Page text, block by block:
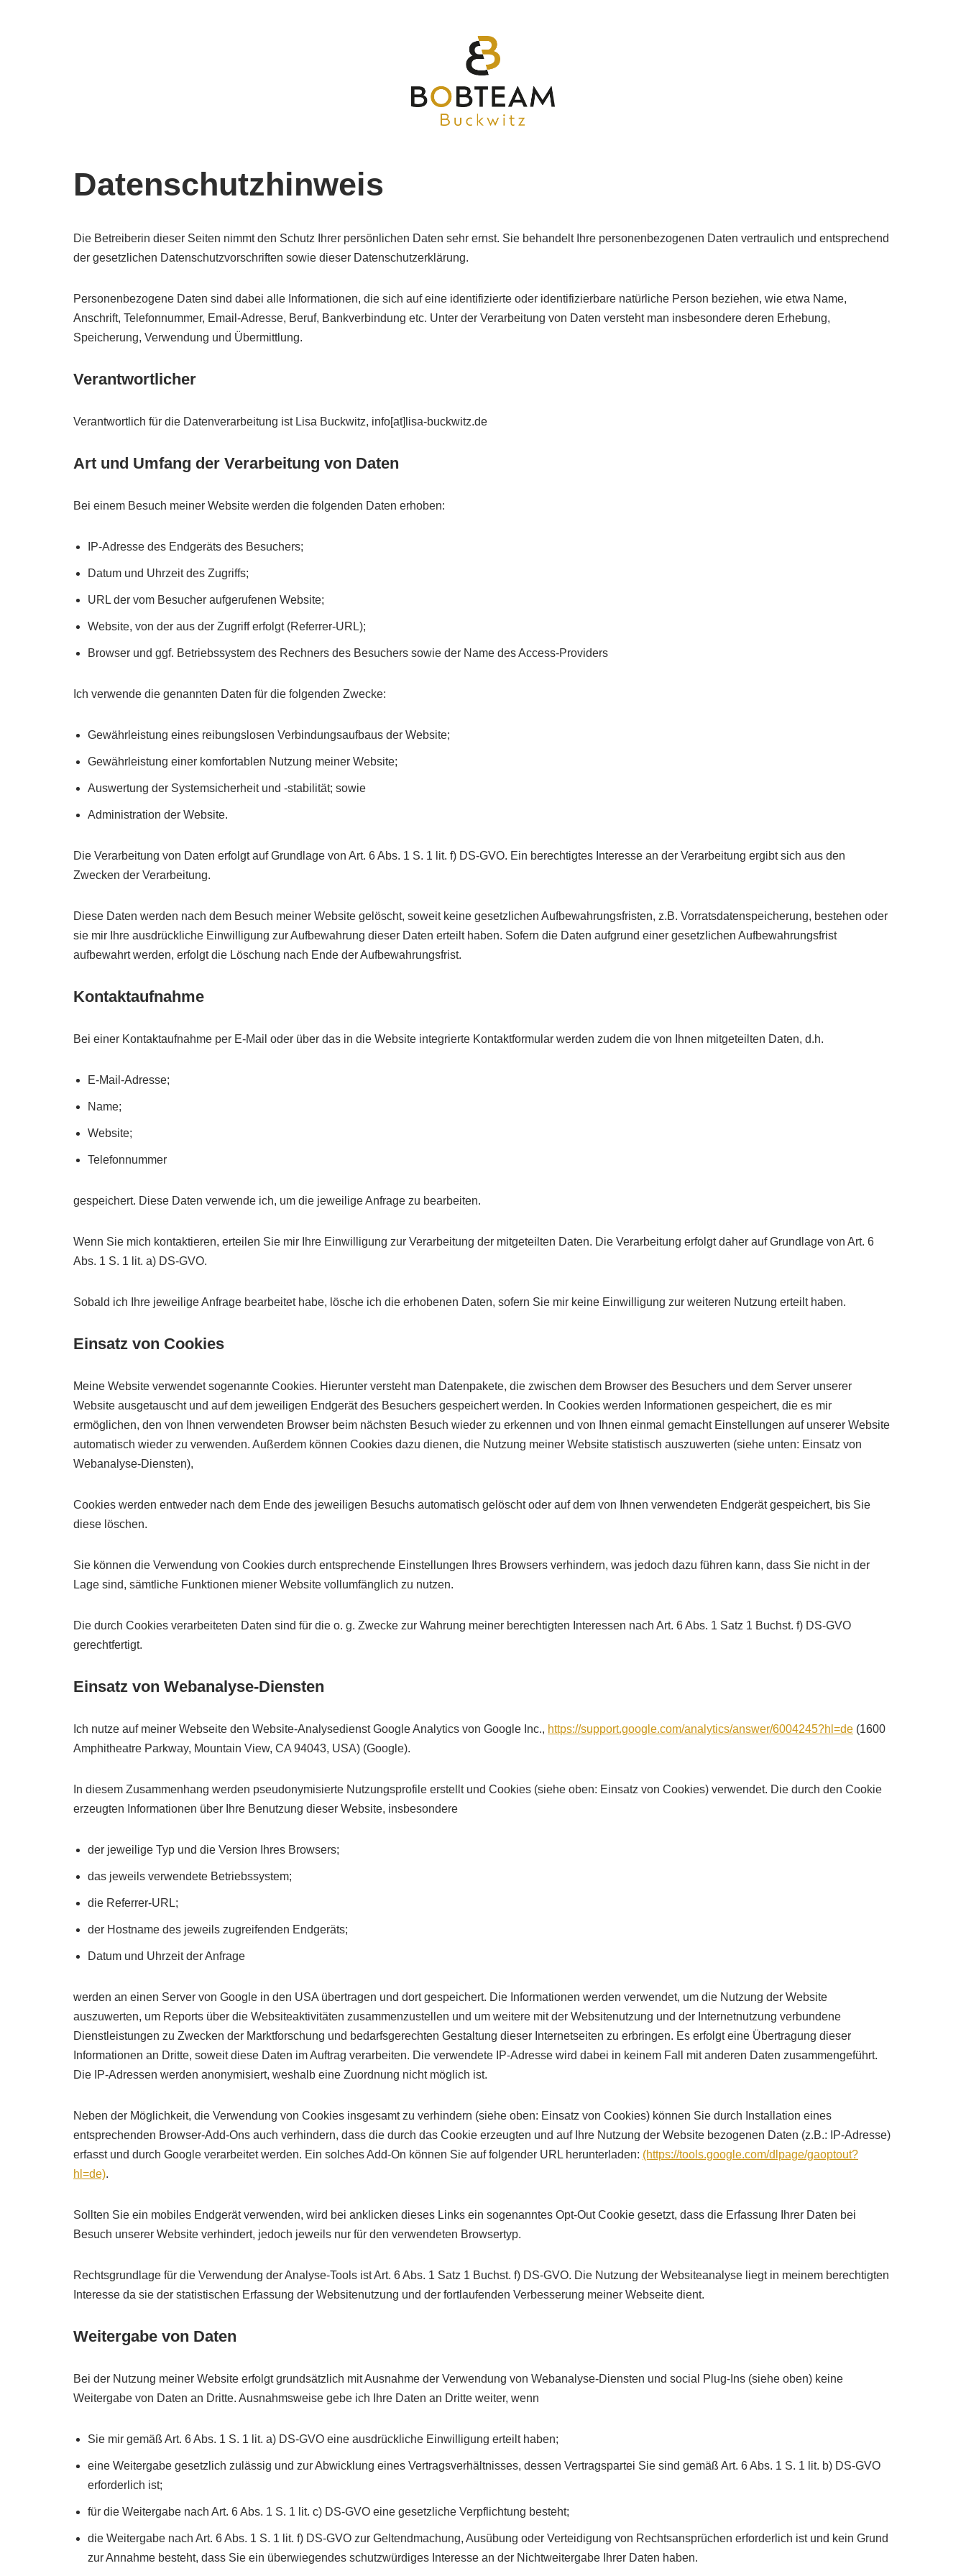
Datenschutz­hinweis
Die Betreiberin dieser Seiten nimmt den Schutz Ihrer persönlichen Daten sehr ernst. Sie behandelt Ihre personenbezogenen Daten vertraulich und entsprechend
der gesetzlichen Datenschutzvorschriften sowie dieser Datenschutzerklärung.
Personenbezogene Daten sind dabei alle Informationen, die sich auf eine identifizierte oder identifizierbare natürliche Person beziehen, wie etwa Name,
Anschrift, Telefonnummer, Email-Adresse, Beruf, Bankverbindung etc. Unter der Verarbeitung von Daten versteht man insbesondere deren Erhebung,
Speicherung, Verwendung und Übermittlung.
Verantwortlicher
Verantwortlich für die Datenverarbeitung ist Lisa Buckwitz, info[at]lisa-buckwitz.de
Art und Umfang der Verarbeitung von Daten
Bei einem Besuch meiner Website werden die folgenden Daten erhoben:
IP-Adresse des Endgeräts des Besuchers;
Datum und Uhrzeit des Zugriffs;
URL der vom Besucher aufgerufenen Website;
Website, von der aus der Zugriff erfolgt (Referrer-URL);
Browser und ggf. Betriebssystem des Rechners des Besuchers sowie der Name des Access-Providers
Ich verwende die genannten Daten für die folgenden Zwecke:
Gewährleistung eines reibungslosen Verbindungsaufbaus der Website;
Gewährleistung einer komfortablen Nutzung meiner Website;
Auswertung der Systemsicherheit und -stabilität; sowie
Administration der Website.
Die Verarbeitung von Daten erfolgt auf Grundlage von Art. 6 Abs. 1 S. 1 lit. f) DS-GVO. Ein berechtigtes Interesse an der Verarbeitung ergibt sich aus den
Zwecken der Verarbeitung.
Diese Daten werden nach dem Besuch meiner Website gelöscht, soweit keine gesetzlichen Aufbewahrungsfristen, z.B. Vorratsdatenspeicherung, bestehen oder
sie mir Ihre ausdrückliche Einwilligung zur Aufbewahrung dieser Daten erteilt haben. Sofern die Daten aufgrund einer gesetzlichen Aufbewahrungsfrist
aufbewahrt werden, erfolgt die Löschung nach Ende der Aufbewahrungsfrist.
Kontaktaufnahme
Bei einer Kontaktaufnahme per E-Mail oder über das in die Website integrierte Kontaktformular werden zudem die von Ihnen mitgeteilten Daten, d.h.
E-Mail-Adresse;
Name;
Website;
Telefonnummer
gespeichert. Diese Daten verwende ich, um die jeweilige Anfrage zu bearbeiten.
Wenn Sie mich kontaktieren, erteilen Sie mir Ihre Einwilligung zur Verarbeitung der mitgeteilten Daten. Die Verarbeitung erfolgt daher auf Grundlage von Art. 6
Abs. 1 S. 1 lit. a) DS-GVO.
Sobald ich Ihre jeweilige Anfrage bearbeitet habe, lösche ich die erhobenen Daten, sofern Sie mir keine Einwilligung zur weiteren Nutzung erteilt haben.
Einsatz von Cookies
Meine Website verwendet sogenannte Cookies. Hierunter versteht man Datenpakete, die zwischen dem Browser des Besuchers und dem Server unserer
Website ausgetauscht und auf dem jeweiligen Endgerät des Besuchers gespeichert werden. In Cookies werden Informationen gespeichert, die es mir
ermöglichen, den von Ihnen verwendeten Browser beim nächsten Besuch wieder zu erkennen und von Ihnen einmal gemacht Einstellungen auf unserer Website
automatisch wieder zu verwenden. Außerdem können Cookies dazu dienen, die Nutzung meiner Website statistisch auszuwerten (siehe unten: Einsatz von
Webanalyse-Diensten),
Cookies werden entweder nach dem Ende des jeweiligen Besuchs automatisch gelöscht oder auf dem von Ihnen verwendeten Endgerät gespeichert, bis Sie
diese löschen.
Sie können die Verwendung von Cookies durch entsprechende Einstellungen Ihres Browsers verhindern, was jedoch dazu führen kann, dass Sie nicht in der
Lage sind, sämtliche Funktionen miener Website vollumfänglich zu nutzen.
Die durch Cookies verarbeiteten Daten sind für die o. g. Zwecke zur Wahrung meiner berechtigten Interessen nach Art. 6 Abs. 1 Satz 1 Buchst. f) DS-GVO
gerechtfertigt.
Einsatz von Webanalyse-Diensten
Ich nutze auf meiner Webseite den Website-Analysedienst Google Analytics von Google Inc., https://support.google.com/analytics/answer/6004245?hl=de (1600
Amphitheatre Parkway, Mountain View, CA 94043, USA) (Google).
In diesem Zusammenhang werden pseudonymisierte Nutzungsprofile erstellt und Cookies (siehe oben: Einsatz von Cookies) verwendet. Die durch den Cookie
erzeugten Informationen über Ihre Benutzung dieser Website, insbesondere
der jeweilige Typ und die Version Ihres Browsers;
das jeweils verwendete Betriebssystem;
die Referrer-URL;
der Hostname des jeweils zugreifenden Endgeräts;
Datum und Uhrzeit der Anfrage
werden an einen Server von Google in den USA übertragen und dort gespeichert. Die Informationen werden verwendet, um die Nutzung der Website
auszuwerten, um Reports über die Websiteaktivitäten zusammenzustellen und um weitere mit der Websitenutzung und der Internetnutzung verbundene
Dienstleistungen zu Zwecken der Marktforschung und bedarfsgerechten Gestaltung dieser Internetseiten zu erbringen. Es erfolgt eine Übertragung dieser
Informationen an Dritte, soweit diese Daten im Auftrag verarbeiten. Die verwendete IP-Adresse wird dabei in keinem Fall mit anderen Daten zusammengeführt.
Die IP-Adressen werden anonymisiert, weshalb eine Zuordnung nicht möglich ist.
Neben der Möglichkeit, die Verwendung von Cookies insgesamt zu verhindern (siehe oben: Einsatz von Cookies) können Sie durch Installation eines
entsprechenden Browser-Add-Ons auch verhindern, dass die durch das Cookie erzeugten und auf Ihre Nutzung der Website bezogenen Daten (z.B.: IP-Adresse)
erfasst und durch Google verarbeitet werden. Ein solches Add-On können Sie auf folgender URL herunterladen: (https://tools.google.com/dlpage/gaoptout?
hl=de).
Sollten Sie ein mobiles Endgerät verwenden, wird bei anklicken dieses Links ein sogenanntes Opt-Out Cookie gesetzt, dass die Erfassung Ihrer Daten bei
Besuch unserer Website verhindert, jedoch jeweils nur für den verwendeten Browsertyp.
Rechtsgrundlage für die Verwendung der Analyse-Tools ist Art. 6 Abs. 1 Satz 1 Buchst. f) DS-GVO. Die Nutzung der Websiteanalyse liegt in meinem berechtigten
Interesse da sie der statistischen Erfassung der Websitenutzung und der fortlaufenden Verbesserung meiner Webseite dient.
Weitergabe von Daten
Bei der Nutzung meiner Website erfolgt grundsätzlich mit Ausnahme der Verwendung von Webanalyse-Diensten und social Plug-Ins (siehe oben) keine
Weitergabe von Daten an Dritte. Ausnahmsweise gebe ich Ihre Daten an Dritte weiter, wenn
Sie mir gemäß Art. 6 Abs. 1 S. 1 lit. a) DS-GVO eine ausdrückliche Einwilligung erteilt haben;
eine Weitergabe gesetzlich zulässig und zur Abwicklung eines Vertragsverhältnisses, dessen Vertragspartei Sie sind gemäß Art. 6 Abs. 1 S. 1 lit. b) DS-GVO
erforderlich ist;
für die Weitergabe nach Art. 6 Abs. 1 S. 1 lit. c) DS-GVO eine gesetzliche Verpflichtung besteht;
die Weitergabe nach Art. 6 Abs. 1 S. 1 lit. f) DS-GVO zur Geltendmachung, Ausübung oder Verteidigung von Rechtsansprüchen erforderlich ist und kein Grund
zur Annahme besteht, dass Sie ein überwiegendes schutzwürdiges Interesse an der Nichtweitergabe Ihrer Daten haben.